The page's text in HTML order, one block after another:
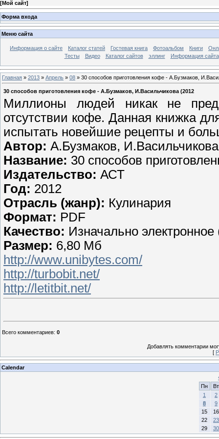
[Мой сайт]
Форма входа
Меню сайта
Информация о сайте Каталог статей Гостевая книга Фотоальбом Книги
Тесты
Видео Каталог сайтов эллинг Информация сайта
Главная » 2013 » Апрель » 08 » 30 способов приготовления кофе - А.Бузмаков,
30 способов приготовления кофе - А.Бузмаков, И.Васильчикова (2012
Миллионы людей никак не
отсутствии кофе. Данная книжка
испытать новейшие рецепты и
Автор: А.Бузмаков, И.Васильчикова
Название: 30 способов
Издательство: АСТ
Год: 2012
Отрасль (жанр): Кулинария
Формат: PDF
Качество: Изначально электронное
Размер: 6,80 Мб
http://www.unibytes.com/
http://turbobit.net/
http://letitbit.net/
Всего комментариев: 0
Добавлять комментарии
[
Calendar
Пн
Вт
1
2
8
9
15
16
22
23
29
30